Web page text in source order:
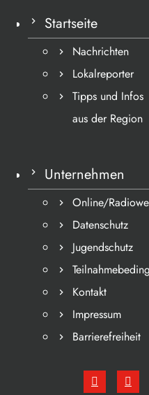
Startseite
Nachrichten
Lokalreporter
Tipps und Infos
aus der Region
Unternehmen
Online/
Datenschutz
Jugendschutz
Kontakt
Impressum
Barrierefreiheit